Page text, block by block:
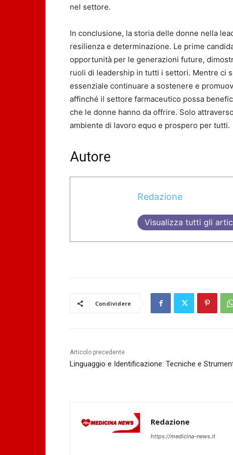
nel settore.
In conclusione, la storia delle donne nella
resilienza e determinazione. Le prime
opportunità per le generazioni future,
ruoli di leadership in tutti i settori. Mentre ci
essenziale continuare a sostenere e
affinché il settore farmaceutico possa
che le donne hanno da offrire. Solo
ambiente di lavoro equo e prospero per tutti.
Autore
Redazione
Visualizza tutti gli
Condividere
Articolo precedente
Linguaggio e Identificazione: Tecniche e
Redazione
https://medicina-news.it